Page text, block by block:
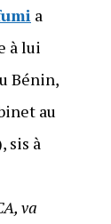
a
à lui
Bénin,
au
sis à
va